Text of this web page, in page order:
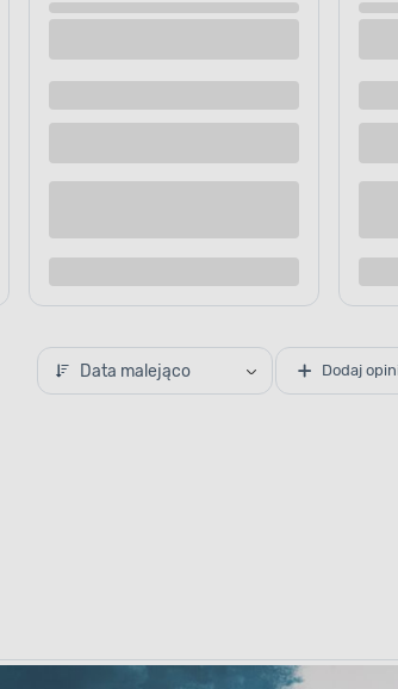
SCHNIĘCIA
sposób.
remontu.
wiele
Data malejąco Dodaj